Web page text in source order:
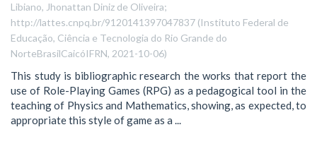
Libiano, Jhonattan Diniz de Oliveira;
http://lattes.cnpq.br/9120141397047837 (Instituto Federal de
Educação, Ciência e Tecnologia do Rio Grande do
NorteBrasilCaicóIFRN, 2021-10-06)
This study is bibliographic research the works that report the
use of Role-Playing Games (RPG) as a pedagogical tool in the
teaching of Physics and Mathematics, showing, as expected, to
appropriate this style of game as a ...